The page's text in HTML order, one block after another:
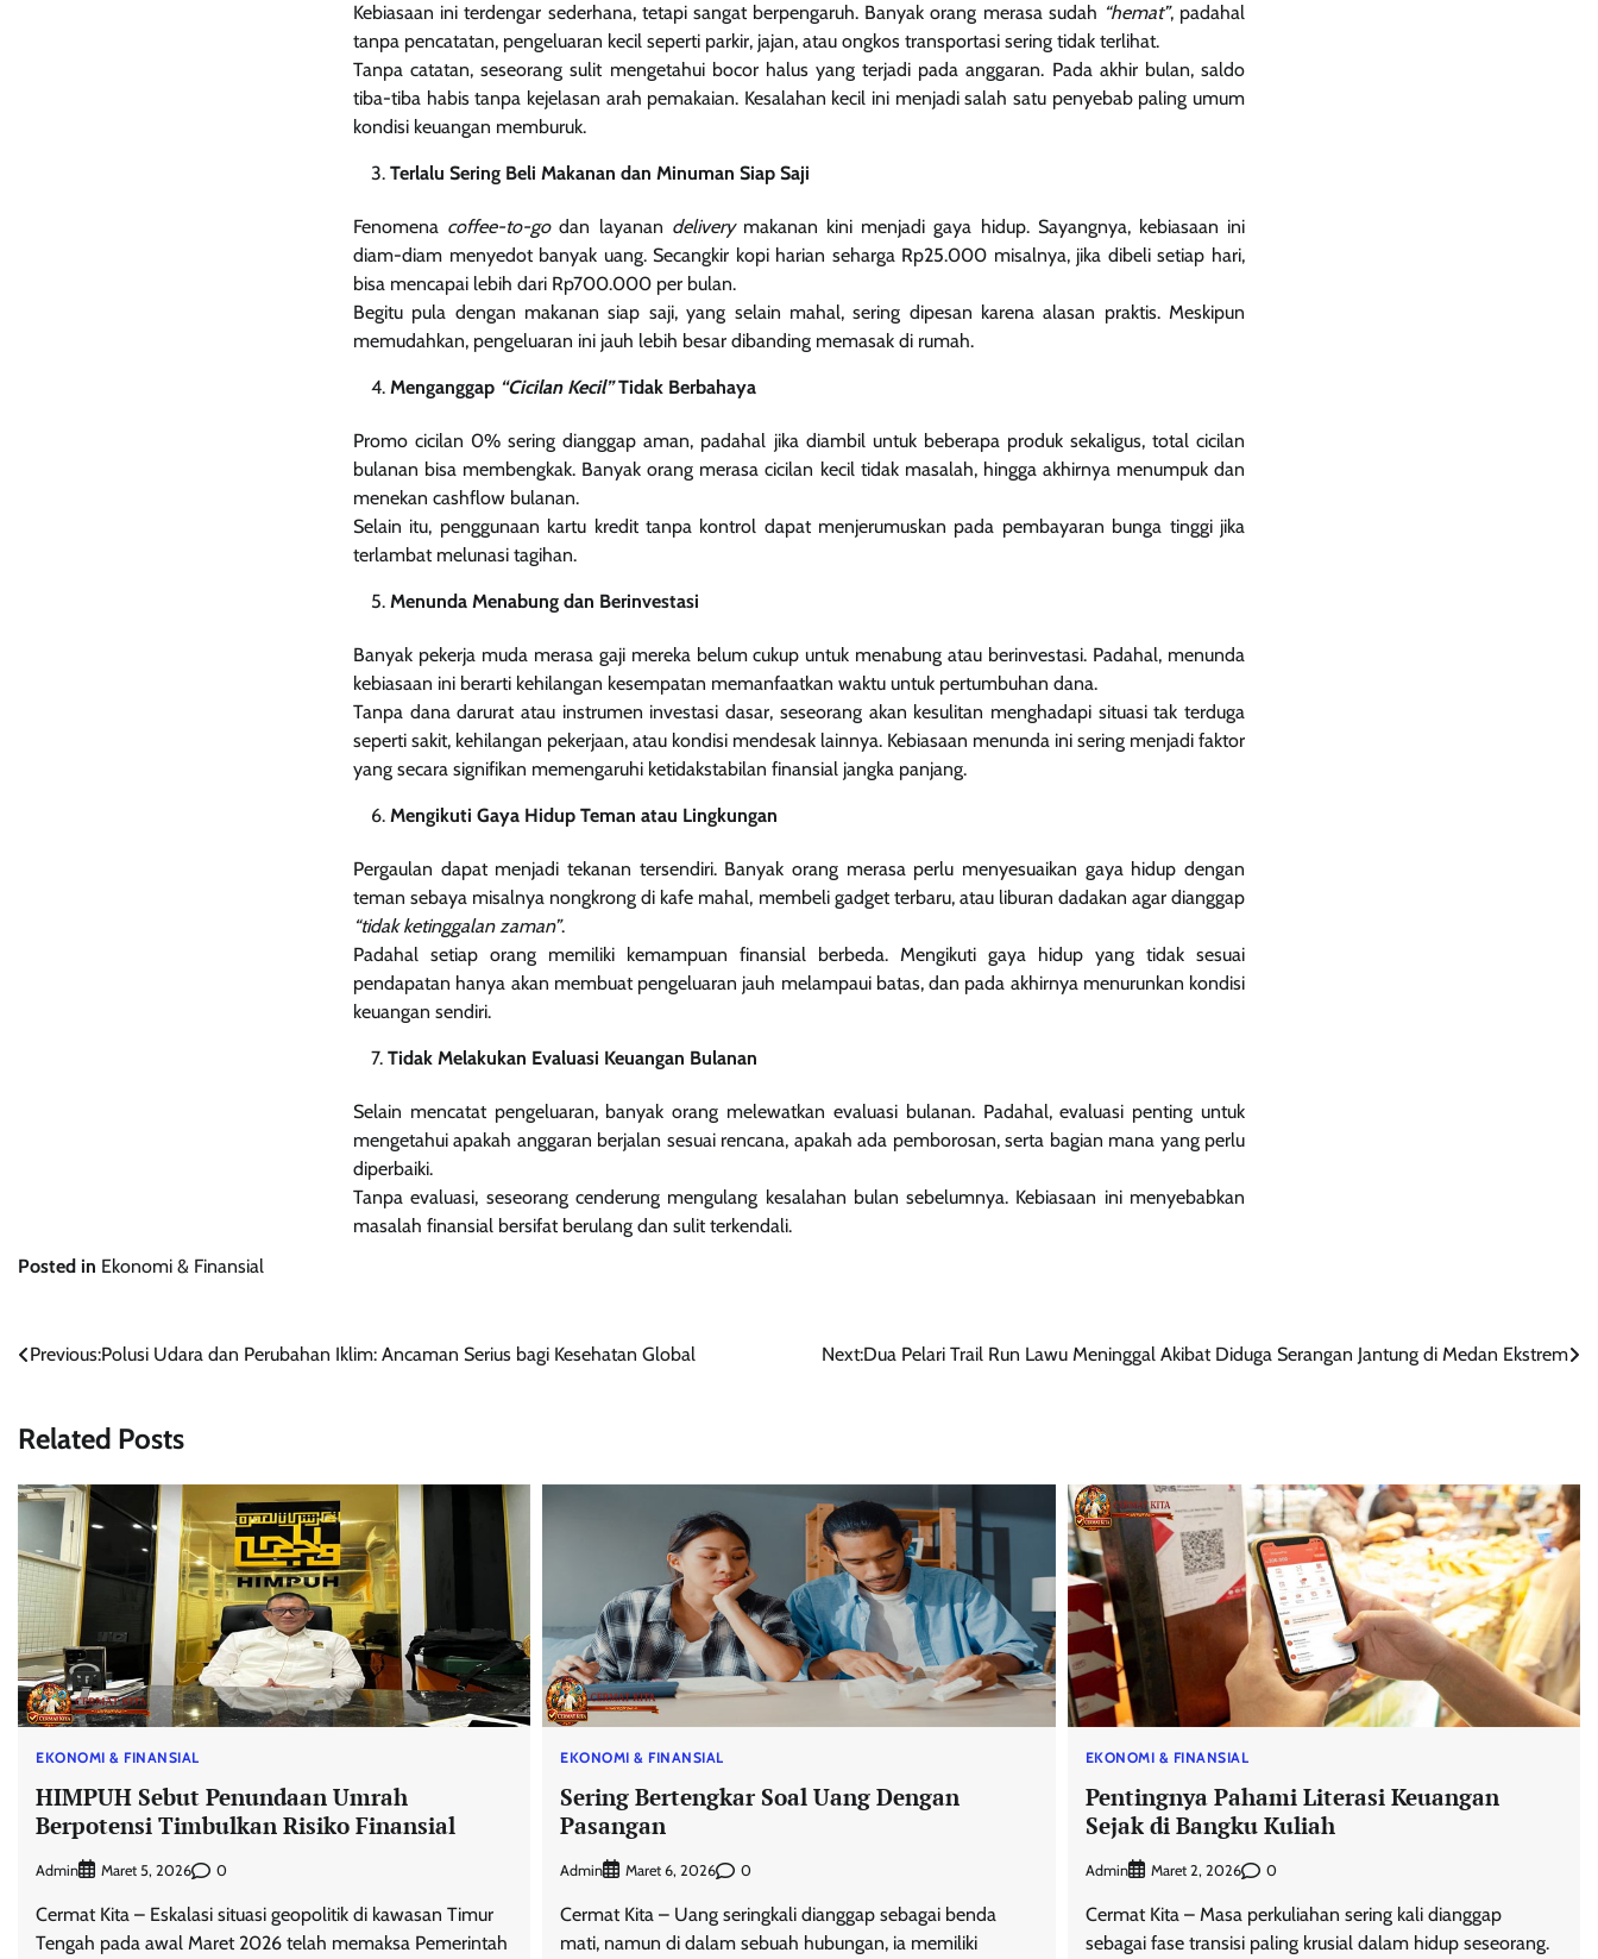
Kebiasaan ini terdengar sederhana, tetapi sangat berpengaruh. Banyak orang merasa sudah “hemat”, padahal
tanpa pencatatan, pengeluaran kecil seperti parkir, jajan, atau ongkos transportasi sering tidak terlihat.
Tanpa catatan, seseorang sulit mengetahui bocor halus yang terjadi pada anggaran. Pada akhir bulan, saldo
tiba-tiba habis tanpa kejelasan arah pemakaian. Kesalahan kecil ini menjadi salah satu penyebab paling umum
kondisi keuangan memburuk.
Terlalu Sering Beli Makanan dan Minuman Siap Saji
Fenomena coffee-to-godan layanan deliverymakanan kini menjadi gaya hidup. Sayangnya, kebiasaan ini
diam-diam menyedot banyak uang. Secangkir kopi harian seharga Rp25.000 misalnya, jika dibeli setiap hari,
bisa mencapai lebih dari Rp700.000 per bulan.
Begitu pula dengan makanan siap saji, yang selain mahal, sering dipesan karena alasan praktis. Meskipun
memudahkan, pengeluaran ini jauh lebih besar dibanding memasak di rumah.
Menganggap “Cicilan Kecil”Tidak Berbahaya
Promo cicilan 0% sering dianggap aman, padahal jika diambil untuk beberapa produk sekaligus, total cicilan
bulanan bisa membengkak. Banyak orang merasa cicilan kecil tidak masalah, hingga akhirnya menumpuk dan
menekan cashflow bulanan.
Selain itu, penggunaan kartu kredit tanpa kontrol dapat menjerumuskan pada pembayaran bunga tinggi jika
terlambat melunasi tagihan.
Menunda Menabung dan Berinvestasi
Banyak pekerja muda merasa gaji mereka belum cukup untuk menabung atau berinvestasi. Padahal, menunda
kebiasaan ini berarti kehilangan kesempatan memanfaatkan waktu untuk pertumbuhan dana.
Tanpa dana darurat atau instrumen investasi dasar, seseorang akan kesulitan menghadapi situasi tak terduga
seperti sakit, kehilangan pekerjaan, atau kondisi mendesak lainnya. Kebiasaan menunda ini sering menjadi faktor
yang secara signifikan memengaruhi ketidakstabilan finansial jangka panjang.
Mengikuti Gaya Hidup Teman atau Lingkungan
Pergaulan dapat menjadi tekanan tersendiri. Banyak orang merasa perlu menyesuaikan gaya hidup dengan
teman sebaya misalnya nongkrong di kafe mahal, membeli gadget terbaru, atau liburan dadakan agar dianggap
“tidak ketinggalan zaman”.
Padahal setiap orang memiliki kemampuan finansial berbeda. Mengikuti gaya hidup yang tidak sesuai
pendapatan hanya akan membuat pengeluaran jauh melampaui batas, dan pada akhirnya menurunkan kondisi
keuangan sendiri.
Tidak Melakukan Evaluasi Keuangan Bulanan
Selain mencatat pengeluaran, banyak orang melewatkan evaluasi bulanan. Padahal, evaluasi penting untuk
mengetahui apakah anggaran berjalan sesuai rencana, apakah ada pemborosan, serta bagian mana yang perlu
diperbaiki.
Tanpa evaluasi, seseorang cenderung mengulang kesalahan bulan sebelumnya. Kebiasaan ini menyebabkan
masalah finansial bersifat berulang dan sulit terkendali.
Posted in Ekonomi & Finansial
Navigasi
Previous:Polusi Udara dan Perubahan Iklim: Ancaman Serius bagi Kesehatan Global Next:Dua Pelari Trail Run Lawu Meninggal Akibat Diduga Serangan Jantung di Medan Ekstrem
Related Posts
EKONOMI & FINANSIAL
HIMPUH Sebut Penundaan Umrah
Berpotensi Timbulkan Risiko Finansial
Admin Maret 5, 2026 0
Cermat Kita – Eskalasi situasi geopolitik di kawasan Timur
Tengah pada awal Maret 2026 telah memaksa Pemerintah
EKONOMI & FINANSIAL
Sering Bertengkar Soal Uang Dengan
Pasangan
Admin Maret 6, 2026 0
Cermat Kita – Uang seringkali dianggap sebagai benda
mati, namun di dalam sebuah hubungan, ia memiliki
EKONOMI & FINANSIAL
Pentingnya Pahami Literasi Keuangan
Sejak di Bangku Kuliah
Admin Maret 2, 2026 0
Cermat Kita – Masa perkuliahan sering kali dianggap
sebagai fase transisi paling krusial dalam hidup seseorang.